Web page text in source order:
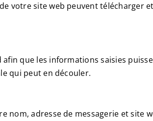
votre site web peuvent télécharger
que les informations saisies
qui peut en découler.
adresse de messagerie et site